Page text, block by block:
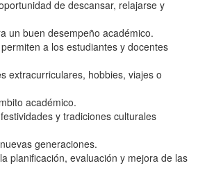
de descansar, relajarse y
un buen desempeño académico.
a los estudiantes y docentes
extracurriculares, hobbies, viajes o
académico.
y tradiciones culturales
generaciones.
planificación, evaluación y mejora de las